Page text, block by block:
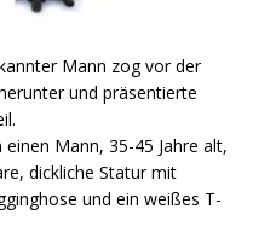
Mann zog vor der
und präsentierte
Mann, 35-45 Jahre alt,
dickliche Statur mit
und ein weißes T-